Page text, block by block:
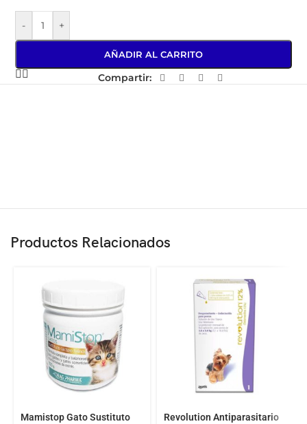
- +
AÑADIR AL CARRITO
Compartir:
Productos Relacionados
Mamistop Gato Sustituto Revolution Antiparasitario